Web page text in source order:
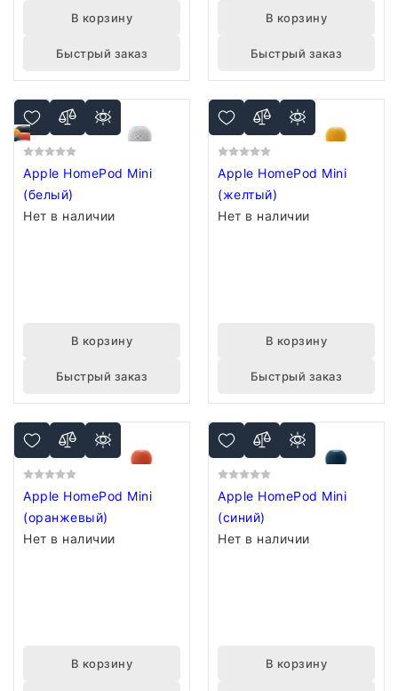
В корзину
Быстрый заказ
В корзину
Быстрый заказ
Apple HomePod Mini
(белый)
Нет в наличии
В корзину
Быстрый заказ
Apple HomePod Mini
(желтый)
Нет в наличии
В корзину
Быстрый заказ
Apple HomePod Mini
(оранжевый)
Нет в наличии
В корзину
Apple HomePod Mini
(синий)
Нет в наличии
В корзину